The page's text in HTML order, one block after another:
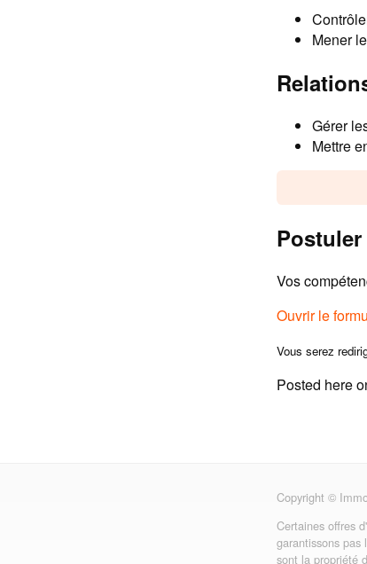
Mener
Gérer
Mettre
Vos
Ouvrir le
Vous serez
Posted here
Copyright ©
Certaines offres
garantissons pas
sont la propriété